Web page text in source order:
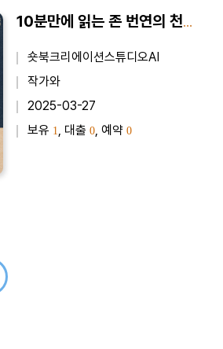
10분만에 읽는 존 번연의 천로역정 - 바쁜 당신을 위한 10분 완벽 요약본
숏북크리에이션스튜디오AI
작가와
2025-03-27
보유 1, 대출 0, 예약 0